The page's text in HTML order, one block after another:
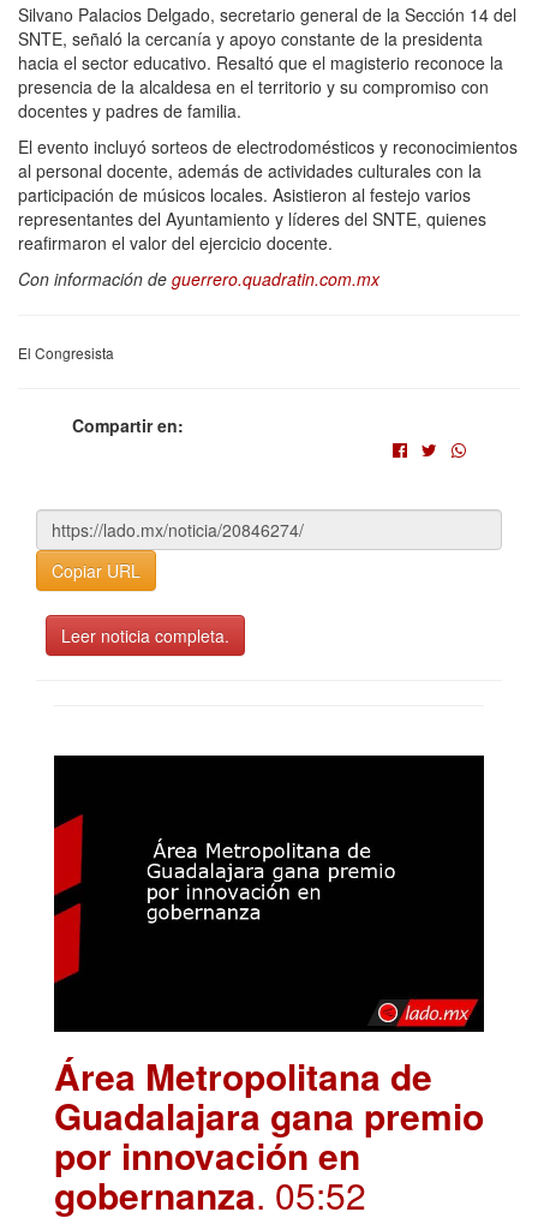
Silvano Palacios Delgado, secretario general de la Sección 14 del
SNTE, señaló la cercanía y apoyo constante de la presidenta
hacia el sector educativo. Resaltó que el magisterio reconoce la
presencia de la alcaldesa en el territorio y su compromiso con
docentes y padres de familia.
El evento incluyó sorteos de electrodomésticos y reconocimientos
al personal docente, además de actividades culturales con la
participación de músicos locales. Asistieron al festejo varios
representantes del Ayuntamiento y líderes del SNTE, quienes
reafirmaron el valor del ejercicio docente.
Con información de guerrero.quadratin.com.mx
El Congresista
Compartir en:
Copiar URL
Leer noticia completa.
Área Metropolitana de
Guadalajara gana premio
por innovación en
gobernanza. 05:52